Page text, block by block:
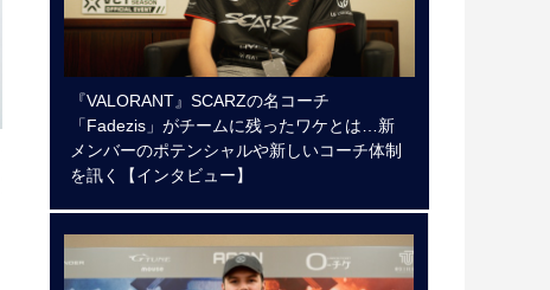
『VALORANT』SCARZの名コーチ
「Fadezis」がチームに残ったワケとは…新
メンバーのポテンシャルや新しいコーチ体制
を訊く【インタビュー】